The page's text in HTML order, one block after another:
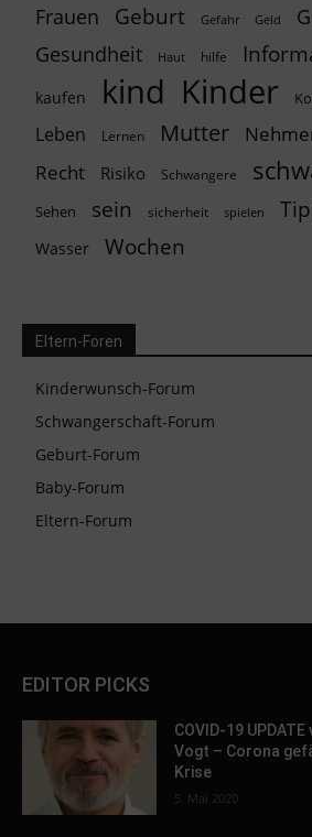
Frauen Geburt Gefahr Geld
Gesundheit
Haut hilfe
kaufen kind Kinder
Leben Lernen Mutter
Recht Risiko Schwangere
Sehen sein sicherheit spielen
Wasser Wochen
Eltern-Foren
Kinderwunsch-Forum
Schwangerschaft-Forum
Geburt-Forum
Baby-Forum
Eltern-Forum
EDITOR PICKS
COVID-19
Vogt – Corona
Krise
5. Mai 2020